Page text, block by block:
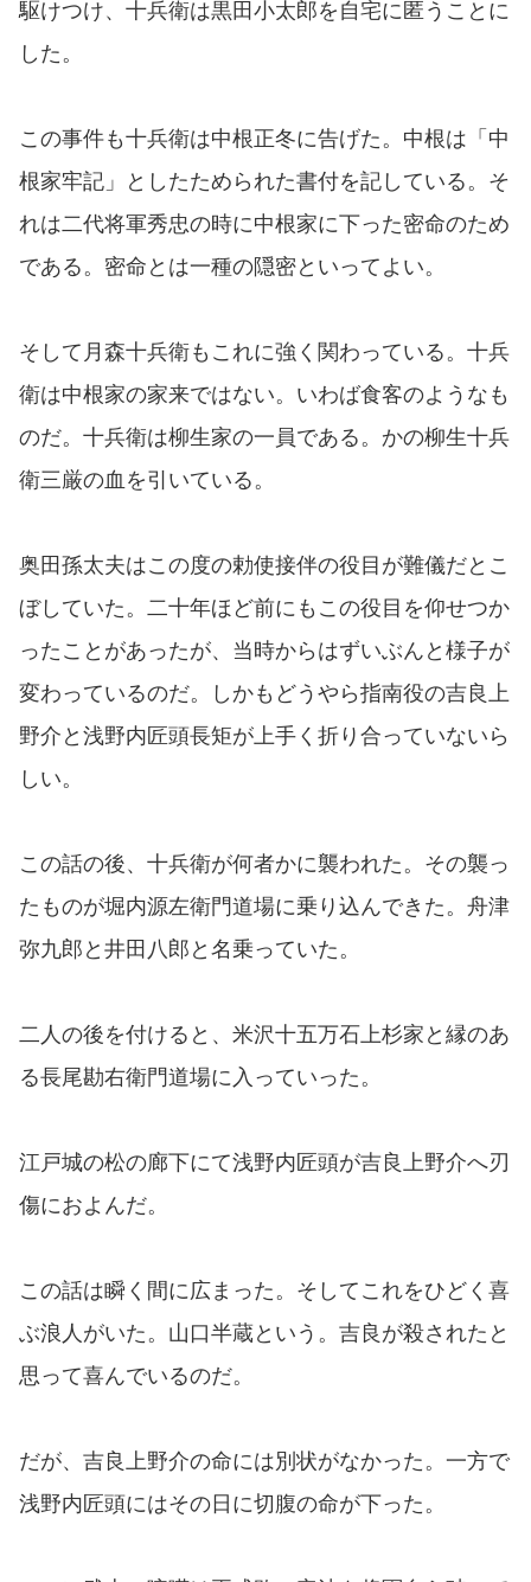
駆けつけ、十兵衛は黒田小太郎を自宅に匿うことに
した。
この事件も十兵衛は中根正冬に告げた。中根は「中
根家牢記」としたためられた書付を記している。そ
れは二代将軍秀忠の時に中根家に下った密命のため
である。密命とは一種の隠密といってよい。
そして月森十兵衛もこれに強く関わっている。十兵
衛は中根家の家来ではない。いわば食客のようなも
のだ。十兵衛は柳生家の一員である。かの柳生十兵
衛三厳の血を引いている。
奥田孫太夫はこの度の勅使接伴の役目が難儀だとこ
ぼしていた。二十年ほど前にもこの役目を仰せつか
ったことがあったが、当時からはずいぶんと様子が
変わっているのだ。しかもどうやら指南役の吉良上
野介と浅野内匠頭長矩が上手く折り合っていないら
しい。
この話の後、十兵衛が何者かに襲われた。その襲っ
たものが堀内源左衛門道場に乗り込んできた。舟津
弥九郎と井田八郎と名乗っていた。
二人の後を付けると、米沢十五万石上杉家と縁のあ
る長尾勘右衛門道場に入っていった。
江戸城の松の廊下にて浅野内匠頭が吉良上野介へ刃
傷におよんだ。
この話は瞬く間に広まった。そしてこれをひどく喜
ぶ浪人がいた。山口半蔵という。吉良が殺されたと
思って喜んでいるのだ。
だが、吉良上野介の命には別状がなかった。一方で
浅野内匠頭にはその日に切腹の命が下った。